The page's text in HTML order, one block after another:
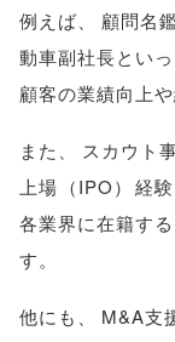
例えば、 顧問名
動車副社長とい
顧客の業績向上
また スカウト
上場 （IPO） 経
各業界に在籍す
す。
他にも M&A支